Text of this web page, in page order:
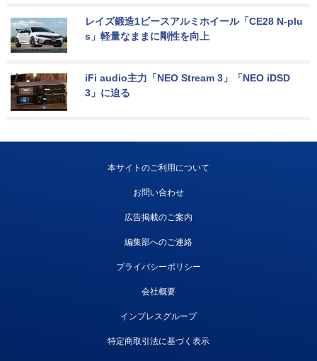
レイズ鍛造1ピースアルミホイール「CE28 N-plu
s」軽量なままに剛性を向上
iFi audio主力「NEO Stream 3」「NEO iDSD
3」に迫る
本サイトのご利用について
お問い合わせ
広告掲載のご案内
編集部へのご連絡
プライバシーポリシー
会社概要
インプレスグループ
特定商取引法に基づく表示